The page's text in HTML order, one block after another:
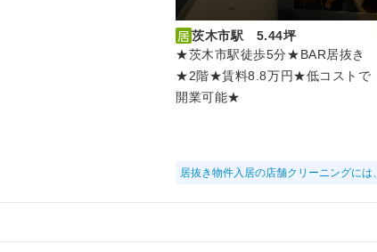
茨木市駅 5.44坪
★茨木市駅徒歩5分★BAR居抜き
★2階★賃料8.8万円★低コストで
開業可能★
居抜き物件入居の店舗クリーニングに